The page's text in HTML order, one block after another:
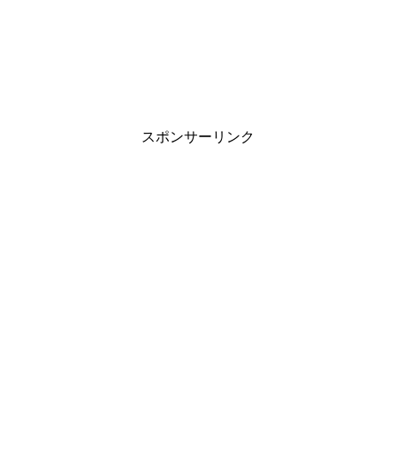
スポンサーリンク